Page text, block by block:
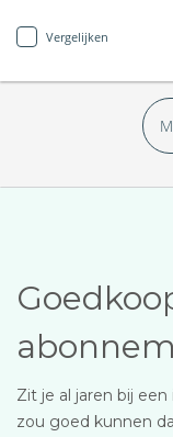
Vergelijken
Zit je al jaren bij
zou goed kunnen